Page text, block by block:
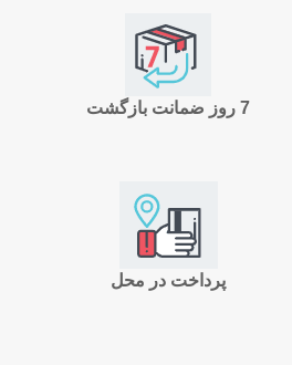
7 روز ضمانت بازگشت
پرداخت در محل